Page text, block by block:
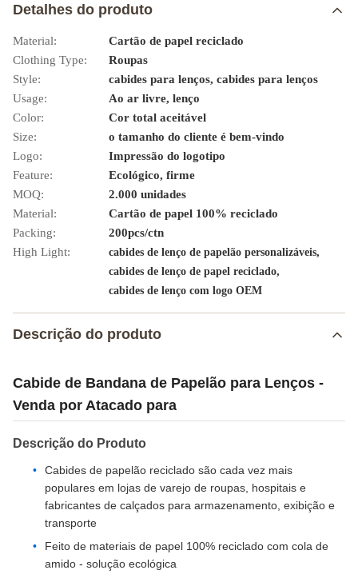
Detalhes do produto
Material:
Cartão de papel reciclado
Clothing Type:
Roupas
Style:
cabides para lenços, cabides para lenços
Usage:
Ao ar livre, lenço
Color:
Cor total aceitável
Size:
o tamanho do cliente é bem-vindo
Logo:
Impressão do logotipo
Feature:
Ecológico, firme
MOQ:
2.000 unidades
Material:
Cartão de papel 100% reciclado
Packing:
200pcs/ctn
High Light:
cabides de lenço de papelão personalizáveis,
cabides de lenço de papel reciclado,
cabides de lenço com logo OEM
Descrição do produto
Cabide de Bandana de Papelão para Lenços -
Venda por Atacado para
Descrição do Produto
Cabides de papelão reciclado são cada vez mais
populares em lojas de varejo de roupas, hospitais e
fabricantes de calçados para armazenamento, exibição e
transporte
Feito de materiais de papel 100% reciclado com cola de
amido - solução ecológica